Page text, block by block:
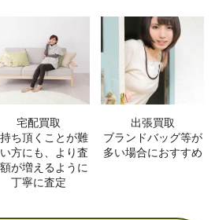
宅配買取
ち頂くことが難
い方にも、より査
が増えるように
丁寧に査定
出張買取
ブランドバッグ等が
多い場合におすすめ